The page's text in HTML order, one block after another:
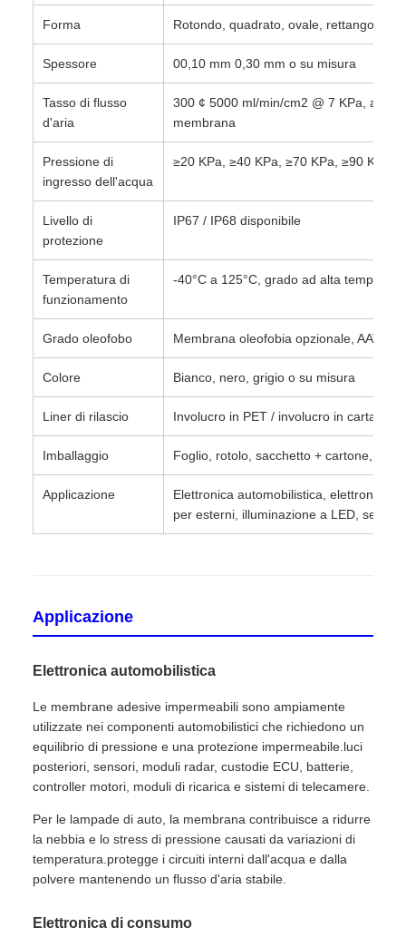
Forma Rotondo, quadrato, ovale, rettangolo,
Spessore 00,10 mm 0,30 mm o su misura
Tasso di flusso
d'aria
300 ¢ 5000 ml/min/cm2 @ 7 KPa, a
membrana
Pressione di
ingresso dell'acqua
≥20 KPa, ≥40 KPa, ≥70 KPa, ≥90 KPa o
Livello di
protezione
IP67 / IP68 disponibile
Temperatura di
funzionamento
-40°C a 125°C, grado ad alta
Grado oleofobo Membrana oleofobia opzionale, AATCC
Colore Bianco, nero, grigio o su misura
Liner di rilascio Involucro in PET / involucro in carta /
Imballaggio Foglio, rotolo, sacchetto + cartone,
Applicazione
Elettronica automobilistica, elettronica
per esterni, illuminazione a LED, sensori
Applicazione
Elettronica automobilistica
Le membrane adesive impermeabili sono ampiamente
utilizzate nei componenti automobilistici che richiedono un
equilibrio di pressione e una protezione impermeabile.luci
posteriori, sensori, moduli radar, custodie ECU, batterie,
controller motori, moduli di ricarica e sistemi di telecamere.
Per le lampade di auto, la membrana contribuisce a ridurre
la nebbia e lo stress di pressione causati da variazioni di
temperatura.protegge i circuiti interni dall'acqua e dalla
polvere mantenendo un flusso d'aria stabile.
Elettronica di consumo